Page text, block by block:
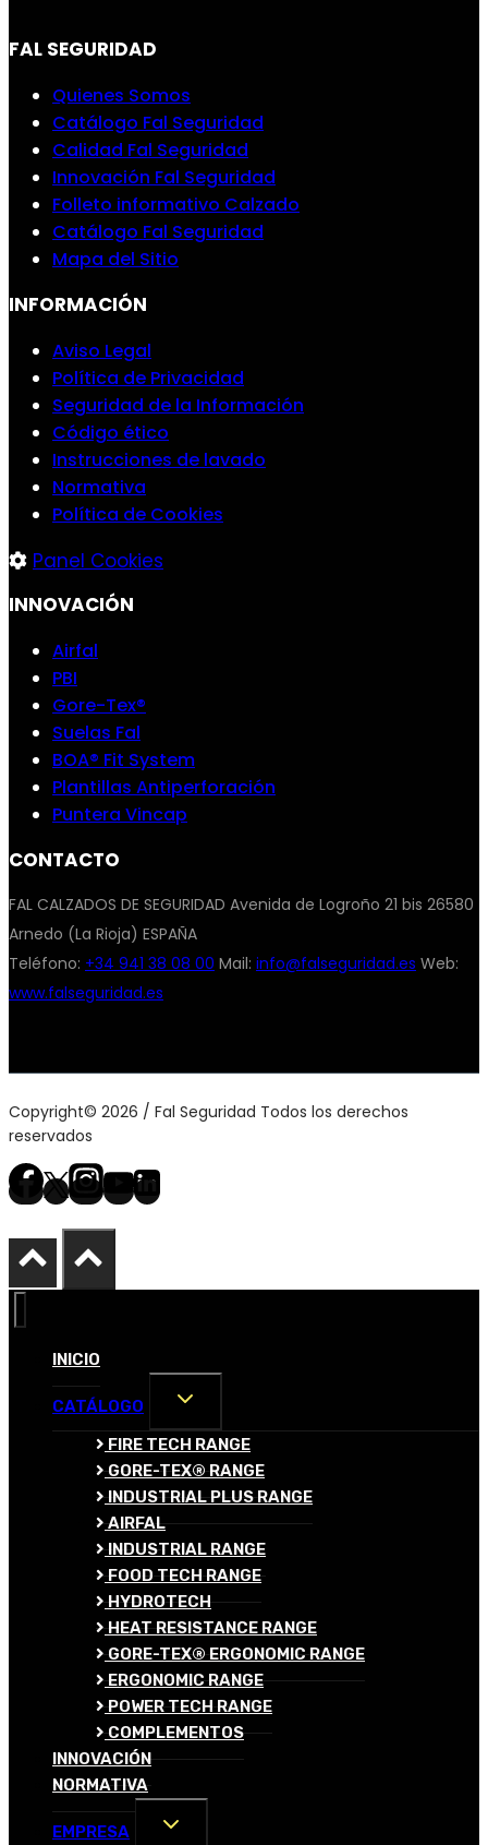
FAL SEGURIDAD
Quienes Somos
Catálogo Fal Seguridad
Calidad Fal Seguridad
Innovación Fal Seguridad
Folleto informativo Calzado
Catálogo Fal Seguridad
Mapa del Sitio
INFORMACIÓN
Aviso Legal
Política de Privacidad
Seguridad de la Información
Código ético
Instrucciones de lavado
Normativa
Política de Cookies
Panel Cookies
INNOVACIÓN
Airfal
PBI
Gore-Tex®
Suelas Fal
BOA® Fit System
Plantillas Antiperforación
Puntera Vincap
CONTACTO
FAL CALZADOS DE SEGURIDAD Avenida de Logroño 21 bis 26580
Arnedo (La Rioja) ESPAÑA
Teléfono: +34 941 38 08 00 Mail: info@falseguridad.es Web:
www.falseguridad.es
Copyright© 2026 / Fal Seguridad Todos los derechos
reservados
INICIO
CATÁLOGO
ALTERNAR
HIJO
FIRE TECH RANGE
GORE-TEX® RANGE
INDUSTRIAL PLUS RANGE
AIRFAL
INDUSTRIAL RANGE
FOOD TECH RANGE
HYDROTECH
HEAT RESISTANCE RANGE
GORE-TEX® ERGONOMIC RANGE
ERGONOMIC RANGE
POWER TECH RANGE
COMPLEMENTOS
INNOVACIÓN
NORMATIVA
EMPRESA
ALTERNAR